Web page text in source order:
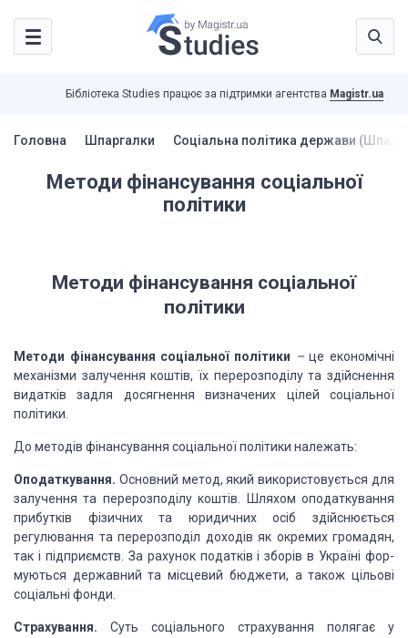
Бібліотека Studies працює за підтримки агентства Magistr.ua
Головна Шпаргалки Соціальна політика держави
Методи фінансування соціальної
політики
Методи фінансування соціальної
політики
Методи фінансування соціальної політики –це економічні
механізми залучення коштів, їх перерозподілу та здійснення
видатків задля досягнення визначених цілей соціальної
політики.
До методів фінансування соціальної політики належать:
Оподаткування. Основний метод, який використовується для
залучення та перерозподілу коштів. Шляхом оподаткування
прибутків фізичних та юридичних осіб здійснюється
регулювання та перерозподіл доходів як окремих громадян,
так і підприємств. За рахунок податків і зборів в Україні фор­
муються державний та місцевий бюджети, а також цільові
соціальні фонди.
Страхування. Суть соціального страхування полягає у